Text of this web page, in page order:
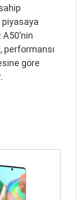
piyasaya
performansı
göre